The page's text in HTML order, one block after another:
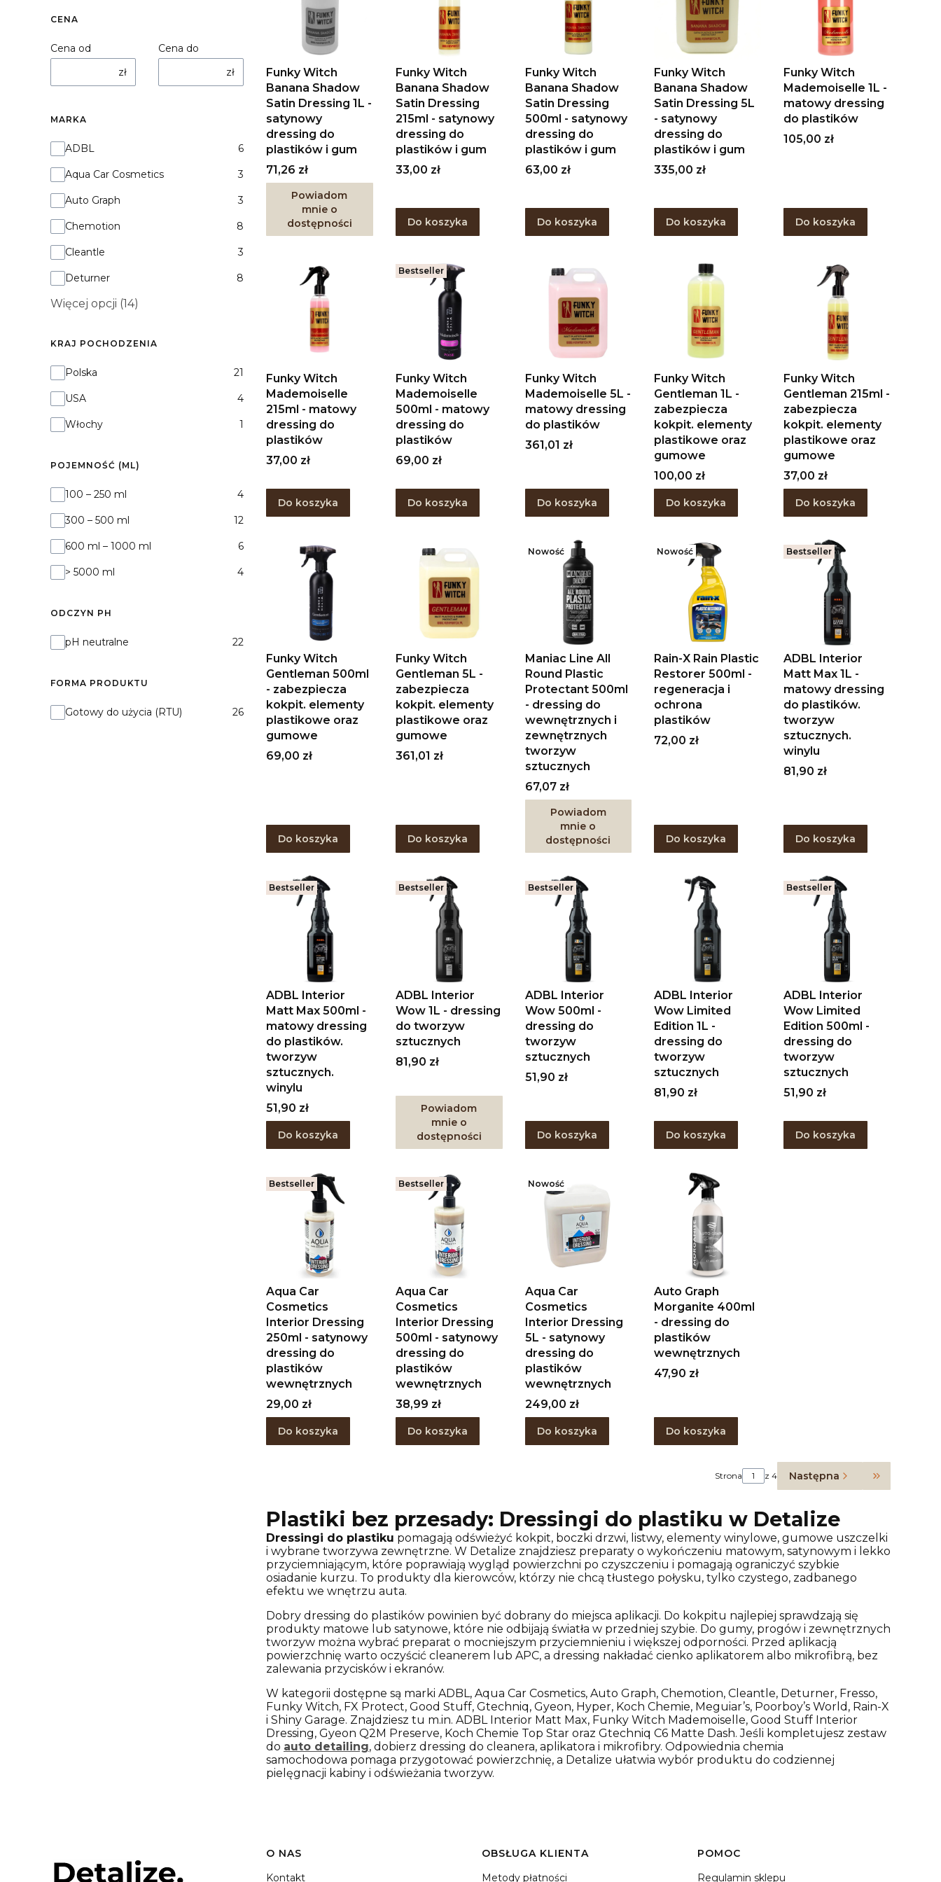
CENA
Cena od
zł
Cena do
zł
MARKA
Marka
ADBL 6
Aqua Car Cosmetics 3
Auto Graph 3
Chemotion 8
Cleantle 3
Deturner 8
Więcej opcji (14)
KRAJ POCHODZENIA
Kraj pochodzenia
Polska 21
USA 4
Włochy 1
POJEMNOŚĆ (ML)
Pojemność (ml)
100 – 250 ml 4
300 – 500 ml 12
600 ml – 1000 ml 6
> 5000 ml 4
ODCZYN PH
Odczyn pH
pH neutralne 22
FORMA PRODUKTU
Forma produktu
Gotowy do użycia (RTU) 26
Funky Witch
Banana Shadow
Satin Dressing 1L -
satynowy
dressing do
plastików i gum
Cena
71,26 zł
Powiadom
mnie o
dostępności
Funky Witch
Banana Shadow
Satin Dressing
215ml - satynowy
dressing do
plastików i gum
Cena
33,00 zł
Do koszyka
Funky Witch
Banana Shadow
Satin Dressing
500ml - satynowy
dressing do
plastików i gum
Cena
63,00 zł
Do koszyka
Funky Witch
Banana Shadow
Satin Dressing 5L
- satynowy
dressing do
plastików i gum
Cena
335,00 zł
Do koszyka
Funky Witch
Mademoiselle 1L -
matowy dressing
do plastików
Cena
105,00 zł
Do koszyka
Funky Witch
Mademoiselle
215ml - matowy
dressing do
plastików
Cena
37,00 zł
Do koszyka
Bestseller
Funky Witch
Mademoiselle
500ml - matowy
dressing do
plastików
Cena
69,00 zł
Do koszyka
Funky Witch
Mademoiselle 5L -
matowy dressing
do plastików
Cena
361,01 zł
Do koszyka
Funky Witch
Gentleman 1L -
zabezpiecza
kokpit. elementy
plastikowe oraz
gumowe
Cena
100,00 zł
Do koszyka
Funky Witch
Gentleman 215ml -
zabezpiecza
kokpit. elementy
plastikowe oraz
gumowe
Cena
37,00 zł
Do koszyka
Funky Witch
Gentleman 500ml
- zabezpiecza
kokpit. elementy
plastikowe oraz
gumowe
Cena
69,00 zł
Do koszyka
Funky Witch
Gentleman 5L -
zabezpiecza
kokpit. elementy
plastikowe oraz
gumowe
Cena
361,01 zł
Do koszyka
Nowość
Maniac Line All
Round Plastic
Protectant 500ml
- dressing do
wewnętrznych i
zewnętrznych
tworzyw
sztucznych
Cena
67,07 zł
Powiadom
mnie o
dostępności
Nowość
Rain-X Rain Plastic
Restorer 500ml -
regeneracja i
ochrona
plastików
Cena
72,00 zł
Do koszyka
Bestseller
ADBL Interior
Matt Max 1L -
matowy dressing
do plastików.
tworzyw
sztucznych.
winylu
Cena
81,90 zł
Do koszyka
Bestseller
ADBL Interior
Matt Max 500ml -
matowy dressing
do plastików.
tworzyw
sztucznych.
winylu
Cena
51,90 zł
Do koszyka
Bestseller
ADBL Interior
Wow 1L - dressing
do tworzyw
sztucznych
Cena
81,90 zł
Powiadom
mnie o
dostępności
Bestseller
ADBL Interior
Wow 500ml -
dressing do
tworzyw
sztucznych
Cena
51,90 zł
Do koszyka
ADBL Interior
Wow Limited
Edition 1L -
dressing do
tworzyw
sztucznych
Cena
81,90 zł
Do koszyka
Bestseller
ADBL Interior
Wow Limited
Edition 500ml -
dressing do
tworzyw
sztucznych
Cena
51,90 zł
Do koszyka
Bestseller
Aqua Car
Cosmetics
Interior Dressing
250ml - satynowy
dressing do
plastików
wewnętrznych
Cena
29,00 zł
Do koszyka
Bestseller
Aqua Car
Cosmetics
Interior Dressing
500ml - satynowy
dressing do
plastików
wewnętrznych
Cena
38,99 zł
Do koszyka
Nowość
Aqua Car
Cosmetics
Interior Dressing
5L - satynowy
dressing do
plastików
wewnętrznych
Cena
249,00 zł
Do koszyka
Auto Graph
Morganite 400ml
- dressing do
plastików
wewnętrznych
Cena
47,90 zł
Do koszyka
Strona z 4 Następna Przejdź do
Plastiki bez przesady: Dressingi do plastiku w Detalize
Dressingi do plastiku pomagają odświeżyć kokpit, boczki drzwi, listwy, elementy winylowe, gumowe uszczelki
i wybrane tworzywa zewnętrzne. W Detalize znajdziesz preparaty o wykończeniu matowym, satynowym i lekko
przyciemniającym, które poprawiają wygląd powierzchni po czyszczeniu i pomagają ograniczyć szybkie
osiadanie kurzu. To produkty dla kierowców, którzy nie chcą tłustego połysku, tylko czystego, zadbanego
efektu we wnętrzu auta.
Dobry dressing do plastików powinien być dobrany do miejsca aplikacji. Do kokpitu najlepiej sprawdzają się
produkty matowe lub satynowe, które nie odbijają światła w przedniej szybie. Do gumy, progów i zewnętrznych
tworzyw można wybrać preparat o mocniejszym przyciemnieniu i większej odporności. Przed aplikacją
powierzchnię warto oczyścić cleanerem lub APC, a dressing nakładać cienko aplikatorem albo mikrofibrą, bez
zalewania przycisków i ekranów.
W kategorii dostępne są marki ADBL, Aqua Car Cosmetics, Auto Graph, Chemotion, Cleantle, Deturner, Fresso,
Funky Witch, FX Protect, Good Stuff, Gtechniq, Gyeon, Hyper, Koch Chemie, Meguiar’s, Poorboy’s World, Rain-X
i Shiny Garage. Znajdziesz tu m.in. ADBL Interior Matt Max, Funky Witch Mademoiselle, Good Stuff Interior
Dressing, Gyeon Q2M Preserve, Koch Chemie Top Star oraz Gtechniq C6 Matte Dash. Jeśli kompletujesz zestaw
do auto detailing, dobierz dressing do cleanera, aplikatora i mikrofibry. Odpowiednia chemia
samochodowa pomaga przygotować powierzchnię, a Detalize ułatwia wybór produktu do codziennej
pielęgnacji kabiny i odświeżania tworzyw.
Linki w stopce
O NAS
Kontakt
OBSŁUGA KLIENTA
Metody płatności
POMOC
Regulamin sklepu